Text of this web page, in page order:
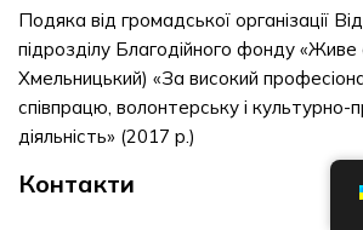
Подяка від громадської організації
підрозділу Благодійного фонду «Живе
Хмельницький) «За високий
співпрацю, волонтерську і культурно-
діяльність» (2017 р.)
Контакти